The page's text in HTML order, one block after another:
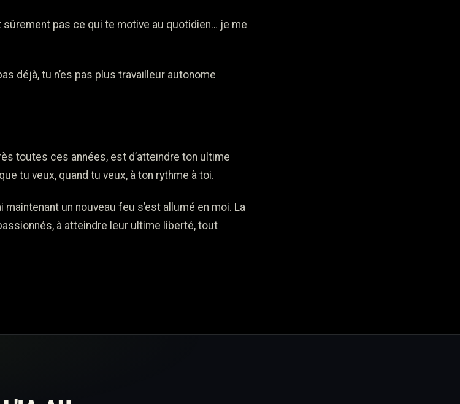
sûrement pas ce qui te motive au quotidien… je me
déjà, tu n’es pas plus travailleur autonome
toutes ces années, est d’atteindre ton ultime
tu veux, quand tu veux, à ton rythme à toi.
maintenant un nouveau feu s’est allumé en moi. La
à atteindre leur ultime liberté, tout